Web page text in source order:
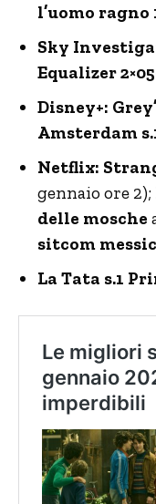
l’uomo ragno
Sky
Equalizer
Disney+:
Amsterdam
Netflix:
gennaio ore 2);
delle mosche
sitcom
La Tata s.1